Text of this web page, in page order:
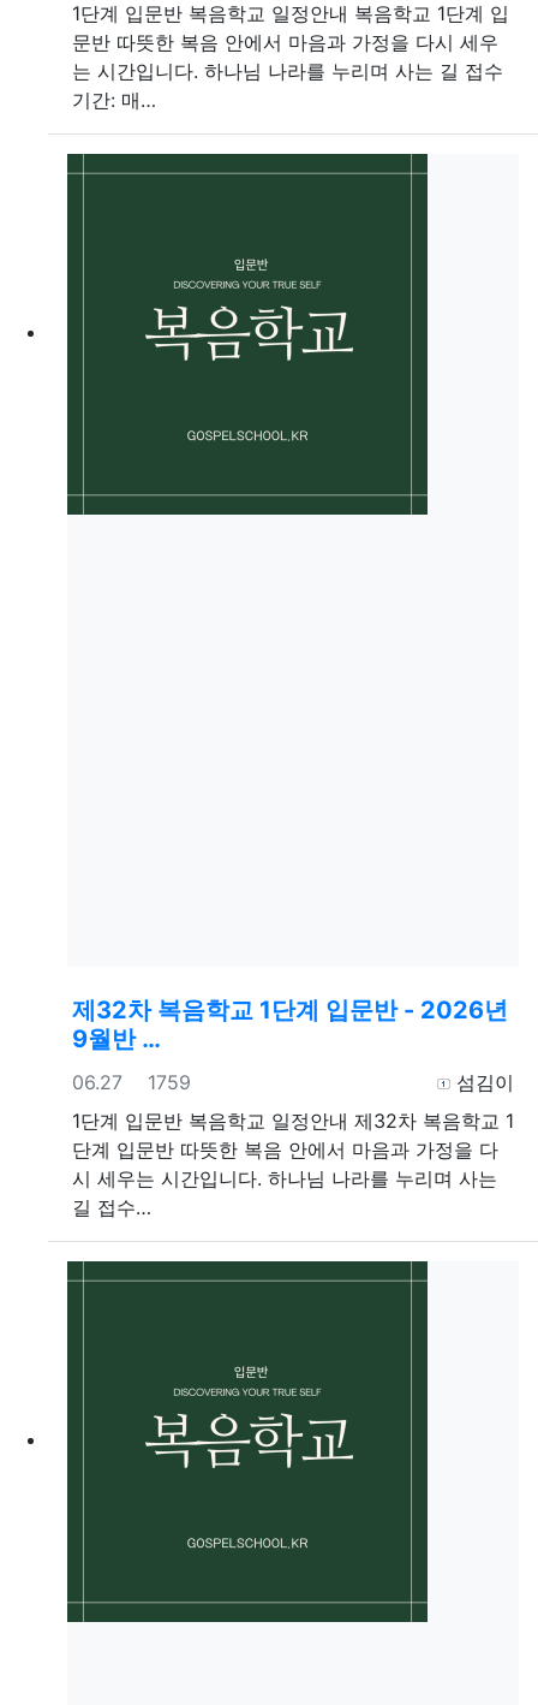
1단계 입문반 복음학교 일정안내 복음학교 1단계 입
문반 따뜻한 복음 안에서 마음과 가정을 다시 세우
는 시간입니다. 하나님 나라를 누리며 사는 길 접수
기간: 매…
제32차 복음학교 1단계 입문반 - 2026년
9월반 …
등록자
섬김이
등록일
06.27 조회
1759
1단계 입문반 복음학교 일정안내 제32차 복음학교 1
단계 입문반 따뜻한 복음 안에서 마음과 가정을 다
시 세우는 시간입니다. 하나님 나라를 누리며 사는
길 접수…